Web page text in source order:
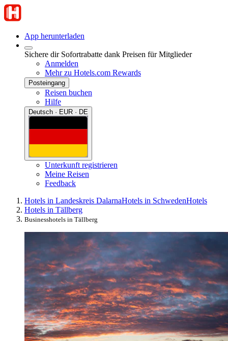
App herunterladen
Sichere dir Sofortrabatte dank Preisen für Mitglieder
Anmelden
Mehr zu Hotels.com Rewards
Posteingang
Reisen buchen
Hilfe
Deutsch · EUR · DE
Unterkunft registrieren
Meine Reisen
Feedback
Hotels in Landeskreis DalarnaHotels in SchwedenHotels
Hotels in Tällberg
Businesshotels in Tällberg